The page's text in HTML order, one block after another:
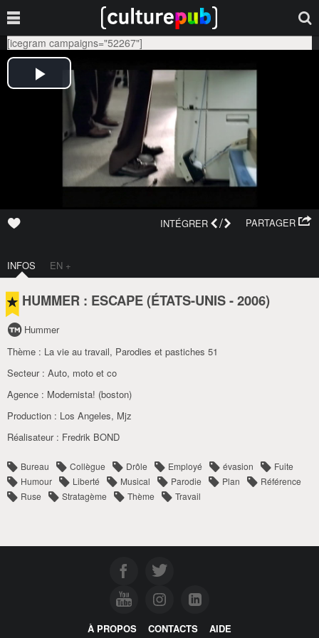
[icegram campaigns="52267"]
PARTAGER
INTÉGRER /
INFOS EN +
HUMMER : ESCAPE (ÉTATS-UNIS-2006)
Hummer
Thème : La vie au travail, Parodies et pastiches 51
Secteur : Auto, moto et co
Agence : Modernista! (boston)
Production : Los Angeles, Mjz
Réalisateur : Fredrik BOND
Bureau Collègue Drôle Employé évasion
Fuite
Humour
Liberté Musical Parodie Plan
Référence
Ruse
Stratagème Thème Travail
À PROPOS CONTACTS AIDE